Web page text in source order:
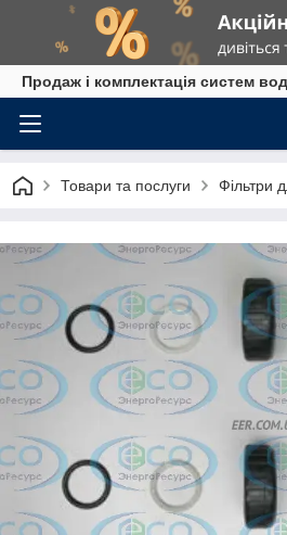
Продаж і комплектація систем
Товари та послуги Фільтри